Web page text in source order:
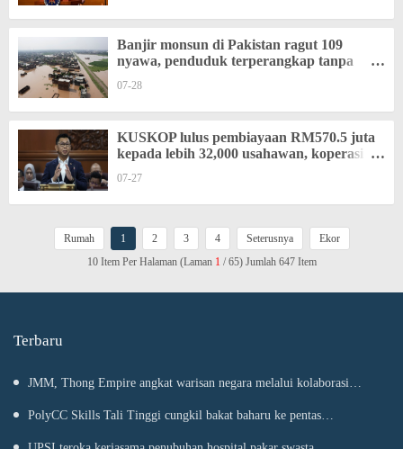
Banjir monsun di Pakistan ragut 109
nyawa, penduduk terperangkap tanpa
07-28
KUSKOP lulus pembiayaan RM570.5 juta
kepada lebih 32,000 usahawan, koperasi di
07-27
Rumah 1 2 3 4 Seterusnya
Ekor
10 Item Per Halaman (Laman 1 / 65) Jumlah 647 Item
Terbaru
JMM, Thong Empire angkat warisan negara melalui kolaborasi
strategik
PolyCC Skills Tali Tinggi cungkil bakat baharu ke pentas